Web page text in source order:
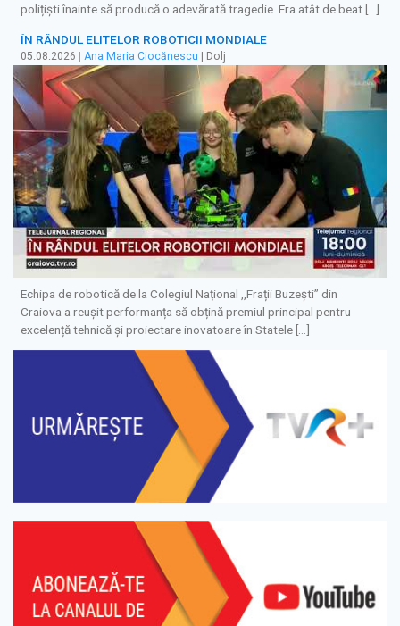
polițiști înainte să producă o adevărată tragedie. Era atât de beat […]
ÎN RÂNDUL ELITELOR ROBOTICII MONDIALE
05.08.2026 Ana Maria Ciocănescu | Dolj
Echipa de robotică de la Colegiul Național ,,Frații Buzești” din
Craiova a reușit performanța să obțină premiul principal pentru
excelență tehnică și proiectare inovatoare în Statele […]